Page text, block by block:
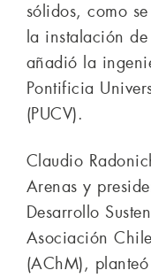
sólidos, como
la instalación de
añadió la
Pontificia
(PUCV).
Claudio
Arenas y
Desarrollo
Asociación
(AChM),